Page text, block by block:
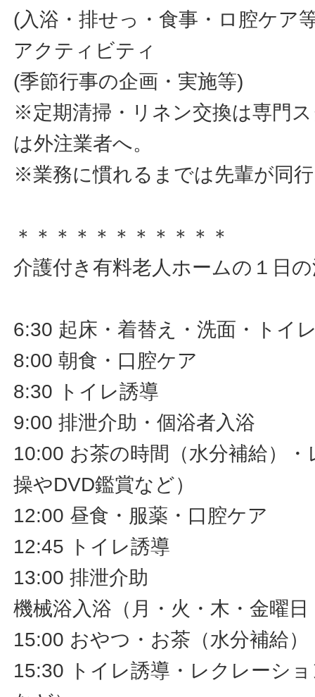
(入浴・排せっ・食事・ロ腔ケア
アクティビティ
(季節行事の企画・実施等)
※定期清掃・リネン交換は専門
は外注業者へ。
※業務に慣れるまでは先輩が同
＊＊＊＊＊＊＊＊＊＊＊
介護付き有料老人ホームの１日
6:30 起床・着替え・洗面・トイ
8:00 朝食・口腔ケア
8:30 トイレ誘導
9:00 排泄介助・個浴者入浴
10:00 お茶の時間（水分補給）
操やDVD鑑賞など）
12:00 昼食・服薬・口腔ケア
12:45 トイレ誘導
13:00 排泄介助
機械浴入浴（月・火・木・金曜
15:00 おやつ・お茶（水分補給）
15:30 トイレ誘導・レクレーシ